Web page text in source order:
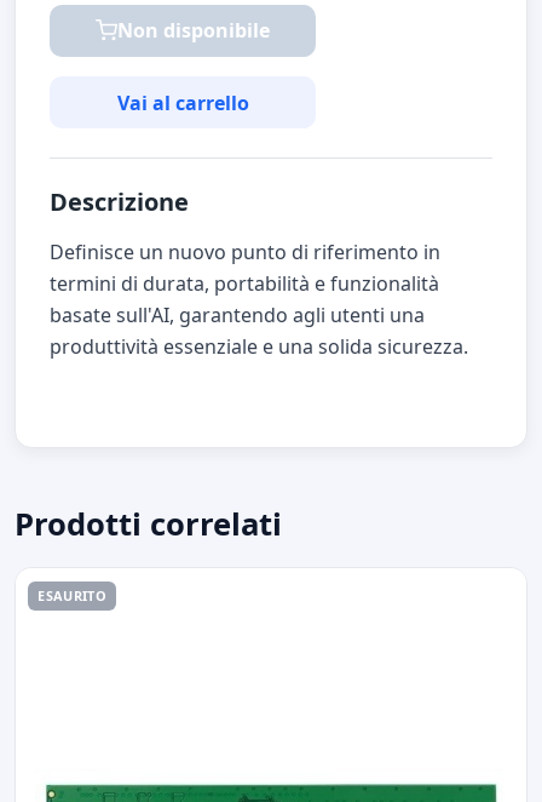
Non disponibile
Vai al carrello
Descrizione
Definisce un nuovo punto di riferimento in
termini di durata, portabilità e funzionalità
basate sull'AI, garantendo agli utenti una
produttività essenziale e una solida sicurezza.
Prodotti correlati
ESAURITO